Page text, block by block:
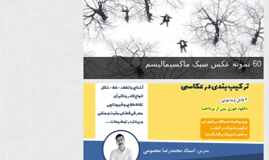
60 نمونه عکس سبک ماکسیمالیسم